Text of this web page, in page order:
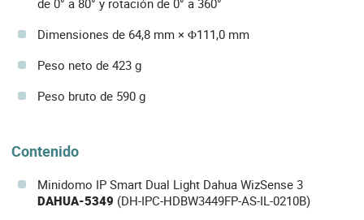
Dimensiones de 64,8 mm × Φ111,0 mm
Peso neto de 423 g
Peso bruto de 590 g
Contenido
Minidomo IP Smart Dual Light Dahua WizSense 3
DAHUA-5349 (DH-IPC-HDBW3449FP-AS-IL-0210B)